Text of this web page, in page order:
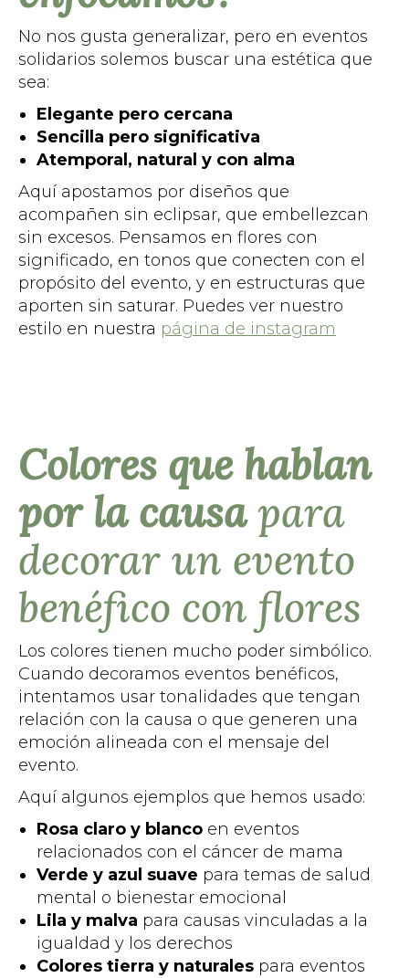
No nos gusta generalizar, pero en eventos
solidarios solemos buscar una estética que
sea:
Elegante pero cercana
Sencilla pero significativa
Atemporal, natural y con alma
Aquí apostamos por diseños que
acompañen sin eclipsar, que embellezcan
sin excesos. Pensamos en flores con
significado, en tonos que conecten con el
propósito del evento, y en estructuras que
aporten sin saturar. Puedes ver nuestro
estilo en nuestra página de instagram
Colores que hablan
por la causapara
decorar un evento
benéfico con flores
Los colores tienen mucho poder simbólico.
Cuando decoramos eventos benéficos,
intentamos usar tonalidades que tengan
relación con la causa o que generen una
emoción alineada con el mensaje del
evento.
Aquí algunos ejemplos que hemos usado:
Rosa claro y blanco en eventos
relacionados con el cáncer de mama
Verde y azul suave para temas de salud
mental o bienestar emocional
Lila y malva para causas vinculadas a la
igualdad y los derechos
Colores tierra y naturales para eventos